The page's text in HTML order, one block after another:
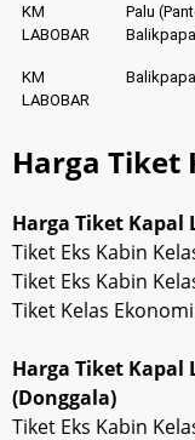
KM
LABOBAR
Palu
KM
LABOBAR
Harga Tiket
Harga Tiket Kapal
Tiket Eks Kabin
Tiket Eks Kabin
Tiket Kelas
Harga Tiket Kapal
(Donggala)
Tiket Eks Kabin